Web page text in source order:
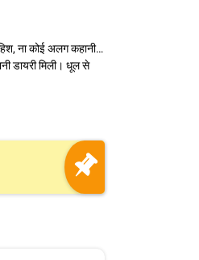
ना कोई अलग कहानी…
डायरी मिली। धूल से